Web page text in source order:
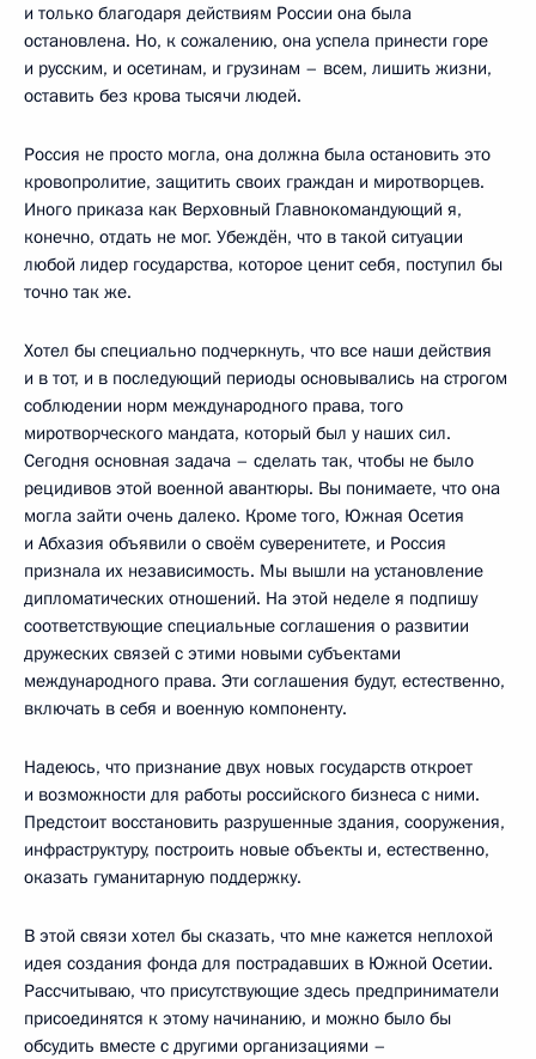
и только благодаря действиям России она была
остановлена. Но, к сожалению, она успела принести горе
и русским, и осетинам, и грузинам – всем, лишить жизни,
оставить без крова тысячи людей.
Россия не просто могла, она должна была остановить это
кровопролитие, защитить своих граждан и миротворцев.
Иного приказа как Верховный Главнокомандующий я,
конечно, отдать не мог. Убеждён, что в такой ситуации
любой лидер государства, которое ценит себя, поступил бы
точно так же.
Хотел бы специально подчеркнуть, что все наши действия
и в тот, и в последующий периоды основывались на строгом
соблюдении норм международного права, того
миротворческого мандата, который был у наших сил.
Сегодня основная задача – сделать так, чтобы не было
рецидивов этой военной авантюры. Вы понимаете, что она
могла зайти очень далеко. Кроме того, Южная Осетия
и Абхазия объявили о своём суверенитете, и Россия
признала их независимость. Мы вышли на установление
дипломатических отношений. На этой неделе я подпишу
соответствующие специальные соглашения о развитии
дружеских связей с этими новыми субъектами
международного права. Эти соглашения будут, естественно,
включать в себя и военную компоненту.
Надеюсь, что признание двух новых государств откроет
и возможности для работы российского бизнеса с ними.
Предстоит восстановить разрушенные здания, сооружения,
инфраструктуру, построить новые объекты и, естественно,
оказать гуманитарную поддержку.
В этой связи хотел бы сказать, что мне кажется неплохой
идея создания фонда для пострадавших в Южной Осетии.
Рассчитываю, что присутствующие здесь предприниматели
присоединятся к этому начинанию, и можно было бы
обсудить вместе с другими организациями –